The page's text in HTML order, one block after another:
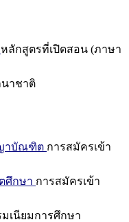
หลักสูตรที่เปิดสอน (ภาษา
าชาติ
าบัณฑิต การสมัครเข้า
ศึกษา การสมัครเข้า
เนียมการศึกษา